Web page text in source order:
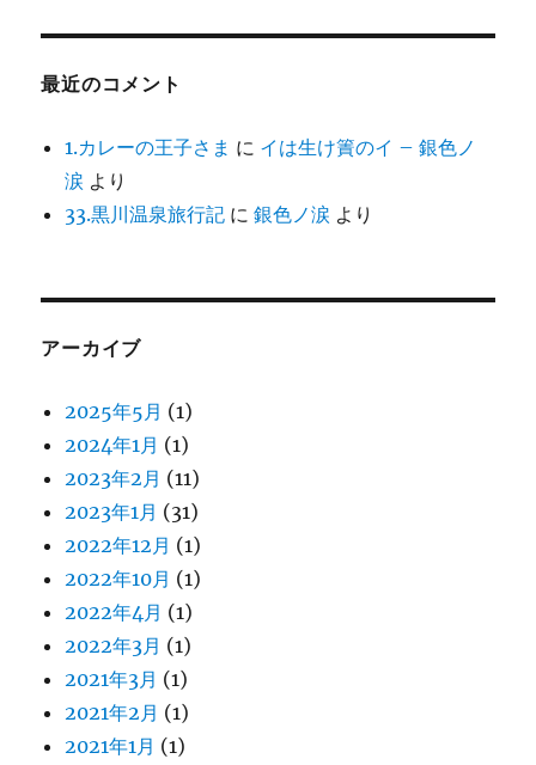
最近のコメント
1.カレーの王子さま に イは生け簀のイ – 銀色ノ
涙 より
33.黒川温泉旅行記 に銀色ノ涙 より
アーカイブ
2025年5月 (1)
2024年1月 (1)
2023年2月 (11)
2023年1月 (31)
2022年12月 (1)
2022年10月 (1)
2022年4月 (1)
2022年3月 (1)
2021年3月 (1)
2021年2月 (1)
2021年1月 (1)